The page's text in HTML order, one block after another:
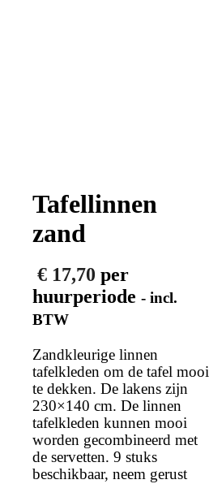
Tafellinnen
zand
€ 17,70 per
huurperiode - incl.
BTW
Zandkleurige linnen
tafelkleden om de tafel mooi
te dekken. De lakens zijn
230×140 cm. De linnen
tafelkleden kunnen mooi
worden gecombineerd met
de servetten. 9 stuks
beschikbaar, neem gerust